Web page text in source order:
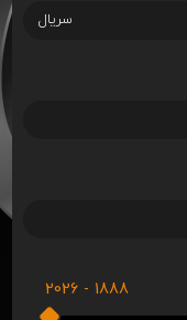
سریال
1888
-
2026